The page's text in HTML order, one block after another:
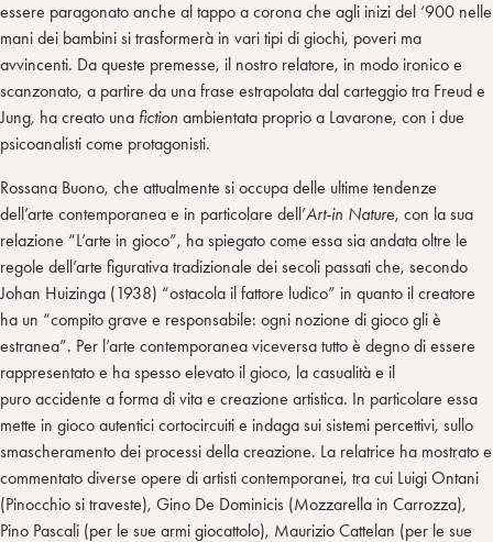
essere paragonato anche al tappo a corona che agli inizi del ‘900 nelle
mani dei bambini si trasformerà in vari tipi di giochi, poveri ma
avvincenti. Da queste premesse, il nostro relatore, in modo ironico e
scanzonato, a partire da una frase estrapolata dal carteggio tra Freud e
Jung, ha creato una fiction ambientata proprio a Lavarone, con i due
psicoanalisti come protagonisti.
Rossana Buono, che attualmente si occupa delle ultime tendenze
dell’arte contemporanea e in particolare dell’Art-in Nature, con la sua
relazione “L’arte in gioco”, ha spiegato come essa sia andata oltre le
regole dell’arte figurativa tradizionale dei secoli passati che, secondo
Johan Huizinga (1938) “ostacola il fattore ludico” in quanto il creatore
ha un “compito grave e responsabile: ogni nozione di gioco gli è
estranea”. Per l’arte contemporanea viceversa tutto è degno di essere
rappresentato e ha spesso elevato il gioco, la casualità e il
puro accidente a forma di vita e creazione artistica. In particolare essa
mette in gioco autentici cortocircuiti e indaga sui sistemi percettivi, sullo
smascheramento dei processi della creazione. La relatrice ha mostrato e
commentato diverse opere di artisti contemporanei, tra cui Luigi Ontani
(Pinocchio si traveste), Gino De Dominicis (Mozzarella in Carrozza),
Pino Pascali (per le sue armi giocattolo), Maurizio Cattelan (per le sue